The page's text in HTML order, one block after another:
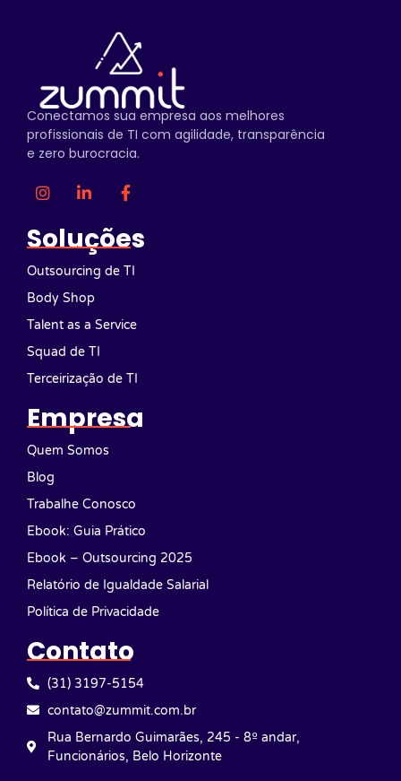
Conectamos sua empresa aos melhores
profissionais de TI com agilidade, transparência
e zero burocracia.
Soluções
Outsourcing de TI
Body Shop
Talent as a Service
Squad de TI
Terceirização de TI
Empresa
Quem Somos
Blog
Trabalhe Conosco
Ebook: Guia Prático
Ebook – Outsourcing 2025
Relatório de Igualdade Salarial
Política de Privacidade
Contato
(31) 3197-5154
contato@zummit.com.br
Rua Bernardo Guimarães, 245 - 8º andar,
Funcionários, Belo Horizonte